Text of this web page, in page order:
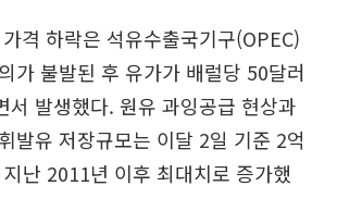
격 하락은 석유수출국기구(OPEC)
가 불발된 후 유가가 배럴당 50달러
서 발생했다. 원유 과잉공급 현상과
발유 저장규모는 이달 2일 기준 2억
난 2011년 이후 최대치로 증가했